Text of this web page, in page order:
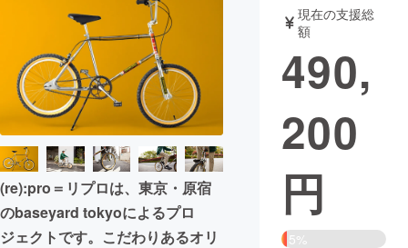
アート・写真 音楽
テクノロジー・ガジェット ゲーム・サ
映像・映画
ビジネス・起業
まちづくり・地域活性化
(re):pro＝リプロは、東京・原宿
のbaseyard tokyoによるプロ
ジェクトです。こだわりあるオリ
現在の支援総
額
490,
200
円
5%